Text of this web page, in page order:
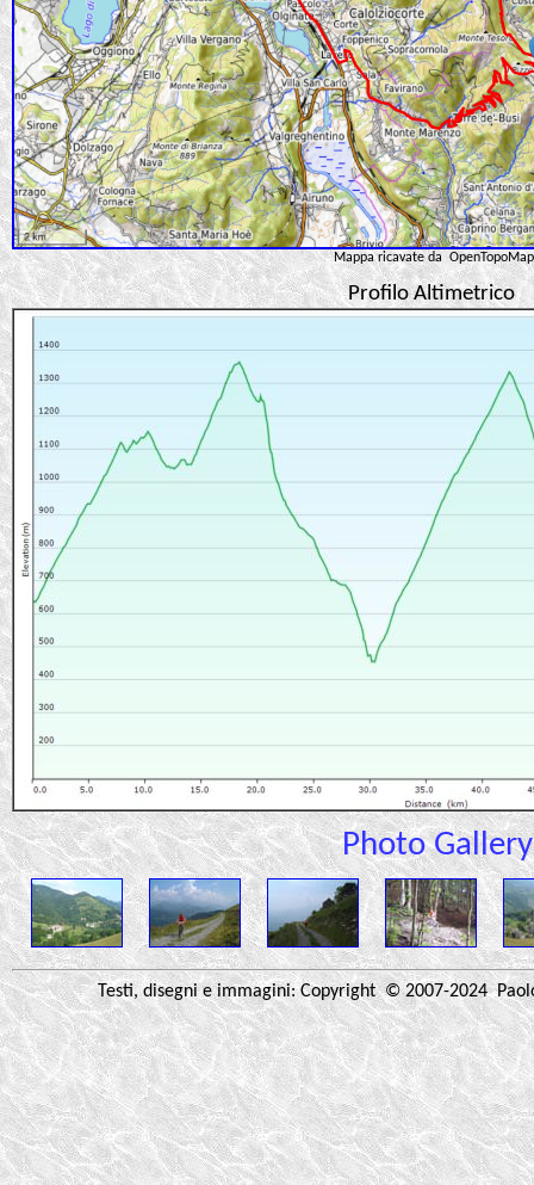
Mappa ricavate da OpenTopoMap
Profilo Altimetrico
Photo Gallery
Testi, disegni e immagini: Copyright © 2007-2024